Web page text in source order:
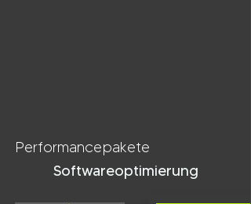
Performancepakete
Softwareoptimierung